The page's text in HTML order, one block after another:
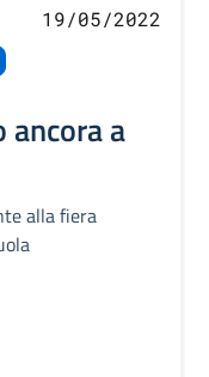
19/05/2022
a
alla fiera